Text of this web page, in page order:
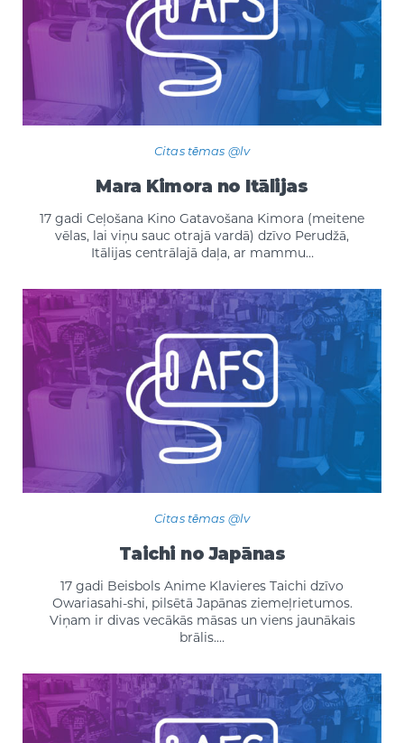
Citas tēmas @lv
Mara Kimora no Itālijas
17 gadi Ceļošana Kino Gatavošana Kimora (meitene
vēlas, lai viņu sauc otrajā vardā) dzīvo Perudžā,
Itālijas centrālajā daļa, ar mammu…
Citas tēmas @lv
Taichi no Japānas
17 gadi Beisbols Anime Klavieres Taichi dzīvo
Owariasahi-shi, pilsētā Japānas ziemeļrietumos.
Viņam ir divas vecākās māsas un viens jaunākais
brālis.…